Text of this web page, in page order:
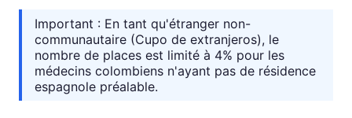
Important : En tant qu'étranger non-
communautaire (Cupo de extranjeros), le
nombre de places est limité à 4% pour les
médecins colombiens n'ayant pas de résidence
espagnole préalable.